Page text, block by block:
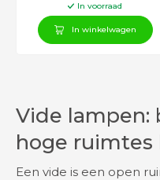
In voorraad
In winkelwagen
Vide lampen:
hoge
Een vide is een open